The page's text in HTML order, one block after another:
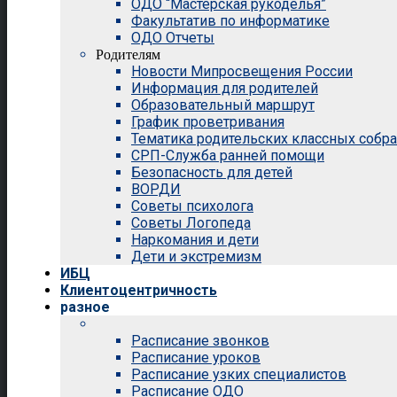
ОДО “Мастерская рукоделья”
Факультатив по информатике
ОДО Отчеты
Родителям
Новости Мипросвещения России
Информация для родителей
Образовательный маршрут
График проветривания
Тематика родительских классных
СРП-Служба ранней помощи
Безопасность для детей
ВОРДИ
Советы психолога
Советы Логопеда
Наркомания и дети
Дети и экстремизм
ИБЦ
Клиентоцентричность
разное
Расписание звонков
Расписание уроков
Расписание узких специалистов
Расписание ОДО